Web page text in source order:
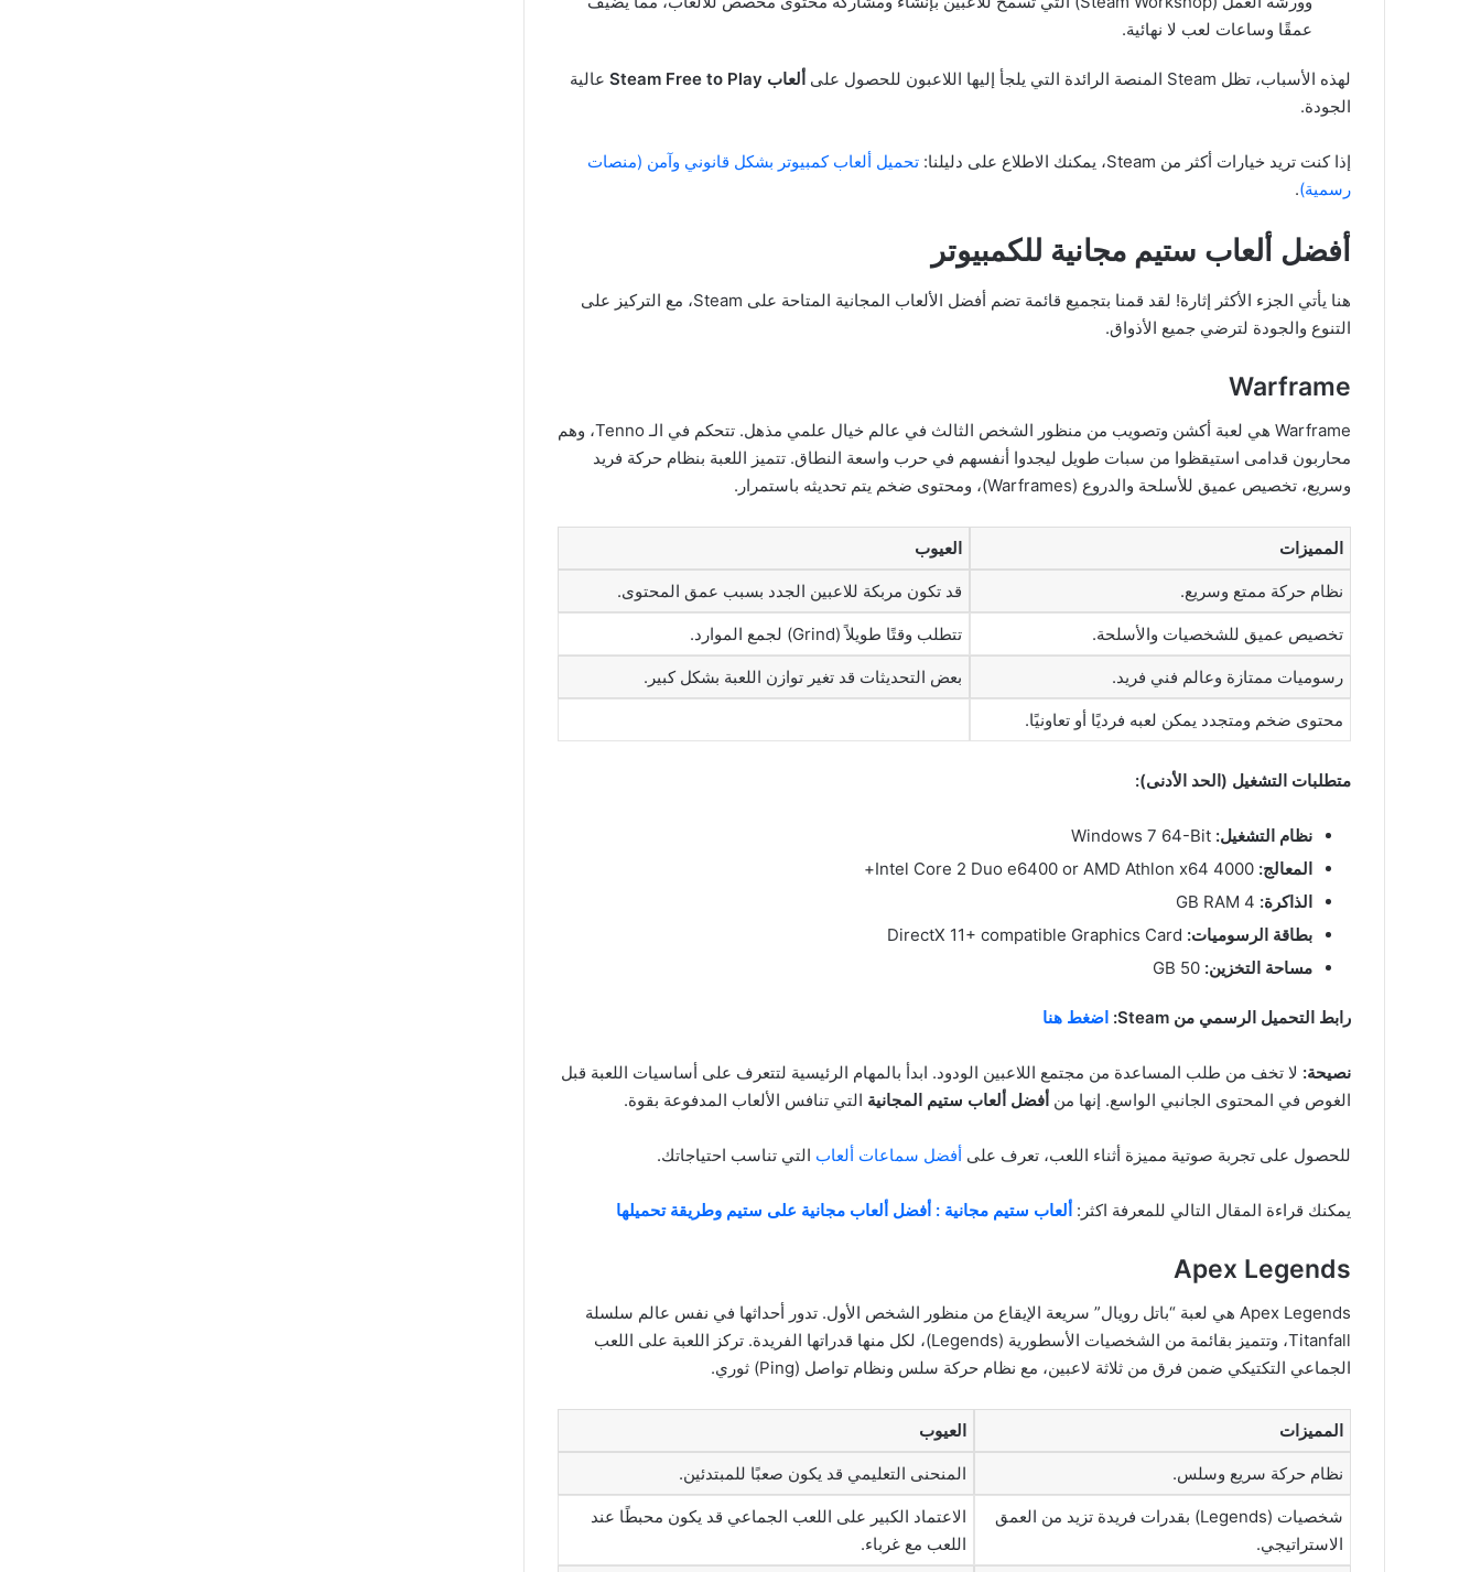
عمقًا وساعات لعب لا نهائية.
لهذه الأسباب، تظل Steam المنصة الرائدة التي يلجأ إليها اللاعبون للحصول على ألعاب Steam Free to Play
عالية
الجودة.
إذا كنت تريد خيارات أكثر من Steam، يمكنك الاطلاع على دليلنا:
تحميل ألعاب كمبيوتر بشكل قانوني وآمن (منصات
رسمية).
أفضل ألعاب ستيم مجانية للكمبيوتر
هنا يأتي الجزء الأكثر إثارة! لقد قمنا بتجميع قائمة تضم أفضل الألعاب المجانية المتاحة على Steam، مع التركيز على
التنوع والجودة لترضي جميع الأذواق.
Warframe
Warframe هي لعبة أكشن وتصويب من منظور الشخص الثالث في عالم خيال علمي مذهل. تتحكم في الـ Tenno، وهم
محاربون قدامى استيقظوا من سبات طويل ليجدوا أنفسهم في حرب واسعة النطاق. تتميز اللعبة بنظام حركة فريد
وسريع، تخصيص عميق للأسلحة والدروع (Warframes)، ومحتوى ضخم يتم تحديثه باستمرار.
المميزات العيوب
نظام حركة ممتع وسريع. قد تكون مربكة للاعبين الجدد بسبب عمق المحتوى.
تخصيص عميق للشخصيات والأسلحة. تتطلب وقتًا طويلاً (Grind) لجمع الموارد.
رسوميات ممتازة وعالم فني فريد. بعض التحديثات قد تغير توازن اللعبة بشكل كبير.
محتوى ضخم ومتجدد يمكن لعبه فرديًا أو تعاونيًا.
متطلبات التشغيل (الحد الأدنى):
نظام التشغيل:
المعالج:
الذاكرة:
بطاقة الرسوميات:
مساحة التخزين:
رابط التحميل الرسمي من Steam: اضغط هنا
نصيحة: لا تخف من طلب المساعدة من مجتمع اللاعبين الودود. ابدأ بالمهام الرئيسية لتتعرف على أساسيات اللعبة قبل
الغوص في المحتوى الجانبي الواسع. إنها من أفضل ألعاب ستيم المجانية التي تنافس الألعاب المدفوعة بقوة.
للحصول على تجربة صوتية مميزة أثناء اللعب، تعرف على أفضل سماعات ألعاب التي تناسب احتياجاتك.
يمكنك قراءة المقال التالي للمعرفة اكثر: ألعاب ستيم مجانية : أفضل ألعاب مجانية على ستيم وطريقة تحميلها
Apex Legends
Apex Legends هي لعبة “باتل رويال” سريعة الإيقاع من منظور الشخص الأول. تدور أحداثها في نفس عالم سلسلة
Titanfall، وتتميز بقائمة من الشخصيات الأسطورية (Legends)، لكل منها قدراتها الفريدة. تركز اللعبة على اللعب
الجماعي التكتيكي ضمن فرق من ثلاثة لاعبين، مع نظام حركة سلس ونظام تواصل (Ping) ثوري.
المميزات العيوب
نظام حركة سريع وسلس. المنحنى التعليمي قد يكون صعبًا للمبتدئين.
شخصيات (Legends) بقدرات فريدة تزيد من العمق
الاستراتيجي.
الاعتماد الكبير على اللعب الجماعي قد يكون محبطًا عند
اللعب مع غرباء.